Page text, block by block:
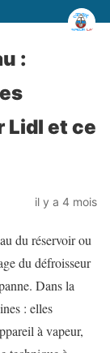
:
Lidl et ce
il y a 4 mois
du réservoir ou
du défroisseur
Dans la
: elles
à vapeur,